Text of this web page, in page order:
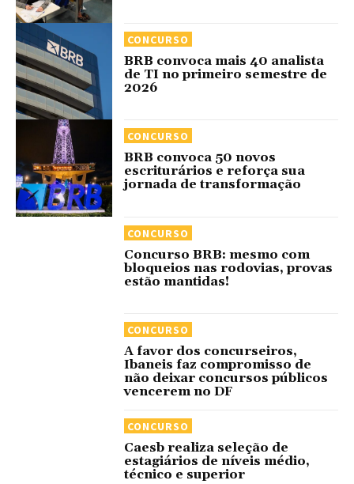
CONCURSO
BRB convoca mais 40 analista
de TI no primeiro semestre de
2026
CONCURSO
BRB convoca 50 novos
escriturários e reforça sua
jornada de transformação
CONCURSO
Concurso BRB: mesmo com
bloqueios nas rodovias, provas
estão mantidas!
CONCURSO
A favor dos concurseiros,
Ibaneis faz compromisso de
não deixar concursos públicos
vencerem no DF
CONCURSO
Caesb realiza seleção de
estagiários de níveis médio,
técnico e superior